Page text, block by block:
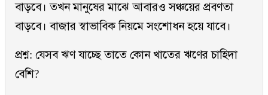
বাড়বে। তখন মানুষের মাঝে আবারও সঞ্চয়ের প্রবণতা
বাড়বে। বাজার স্বাভাবিক নিয়মে সংশোধন হয়ে যাবে।
প্রশ্ন: যেসব ঋণ যাচ্ছে তাতে কোন খাতের ঋণের চাহিদা
বেশি?